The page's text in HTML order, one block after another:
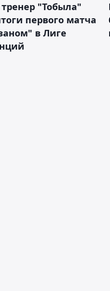
"Тобыла"
первого матча
в Лиге